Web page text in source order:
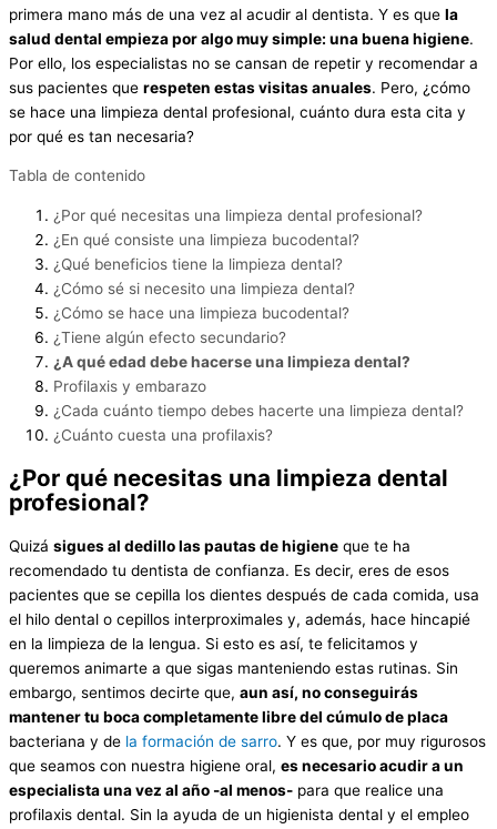
primera mano más de una vez al acudir al dentista. Y es que la
salud dental empieza por algo muy simple: una buena higiene.
Por ello, los especialistas no se cansan de repetir y recomendar a
sus pacientes que respeten estas visitas anuales. Pero, ¿cómo
se hace una limpieza dental profesional, cuánto dura esta cita y
por qué es tan necesaria?
Tabla de contenido
¿Por qué necesitas una limpieza dental profesional?
¿En qué consiste una limpieza bucodental?
¿Qué beneficios tiene la limpieza dental?
¿Cómo sé si necesito una limpieza dental?
¿Cómo se hace una limpieza bucodental?
¿Tiene algún efecto secundario?
¿A qué edad debe hacerse una limpieza dental?
Profilaxis y embarazo
¿Cada cuánto tiempo debes hacerte una limpieza dental?
¿Cuánto cuesta una profilaxis?
¿Por qué necesitas una limpieza dental
profesional?
Quizá sigues al dedillo las pautas de higiene que te ha
recomendado tu dentista de confianza. Es decir, eres de esos
pacientes que se cepilla los dientes después de cada comida, usa
el hilo dental o cepillos interproximales y, además, hace hincapié
en la limpieza de la lengua. Si esto es así, te felicitamos y
queremos animarte a que sigas manteniendo estas rutinas. Sin
embargo, sentimos decirte que, aun así, no conseguirás
mantener tu boca completamente libre del cúmulo de placa
bacteriana y de la formación de sarro. Y es que, por muy rigurosos
que seamos con nuestra higiene oral, es necesario acudir a un
especialista una vez al año -al menos- para que realice una
profilaxis dental. Sin la ayuda de un higienista dental y el empleo